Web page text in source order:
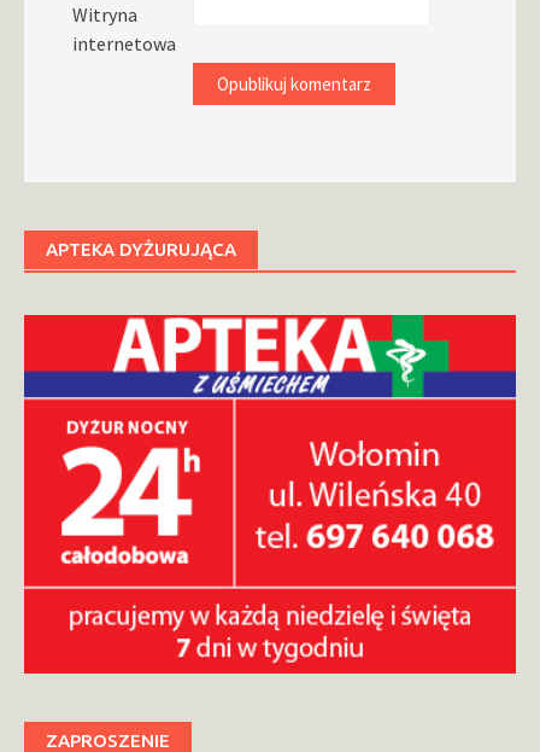
Witryna
internetowa
APTEKA DYŻURUJĄCA
ZAPROSZENIE